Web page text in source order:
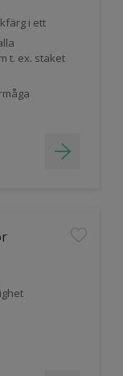
i ett
t. ex. staket